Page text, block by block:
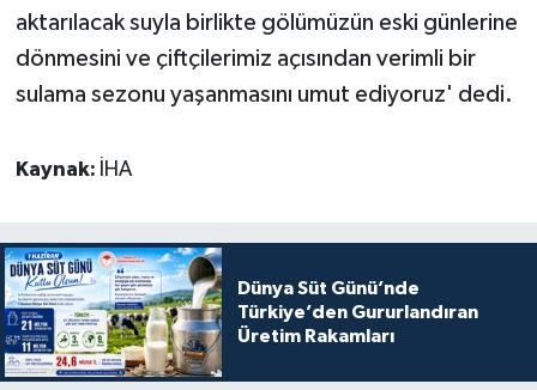
aktarılacak suyla birlikte gölümüzün eski günlerine
dönmesini ve çiftçilerimiz açısından verimli bir
sulama sezonu yaşanmasını umut ediyoruz' dedi.
Kaynak: İHA
Dünya Süt Günü’nde
Türkiye’den Gururlandıran
Üretim Rakamları